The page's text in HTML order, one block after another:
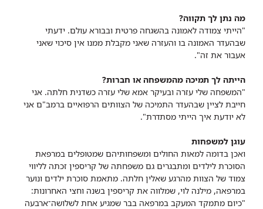
מה נתן לך תקווה?
"הייתי צמודה לאמונה בהשגחה פרטית ובבורא עולם. ידעתי
שבהעדר האמונה בו והעזרה שאני מקבלת ממנו אין סיכוי שאני
אעבור את זה".
הייתה לך תמיכה מהמשפחה או חברות?
"המשפחה שלי עזרה ובעיקר אמא שלי עזרה כשדנית חלתה. אני
חייבת לציין שבהעדר התמיכה של הצוותים הרפואיים ברמב"ם אני
לא יודעת איך הייתי מסתדרת".
עוגן למשפחות
ואכן בדומה למאות החולים ומשפחותיהם שמטופלים במרפאת
הסוכרת לילדים ומתבגרים גם משפחתה של קריספין זכתה לליווי
צמוד של הצוות מהרגע שאלין חלתה. מתאמת סוכרת ילדים ונוער
במרפאה, מילנה לוי, שמלווה את קריספין בשנה וחצי האחרונות:
"כיום מתמקד המעקב במרפאה בבר שמגיע אחת לשלושה־ארבעה